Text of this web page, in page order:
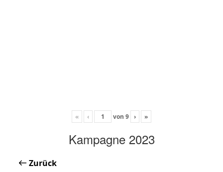
« ‹ von 9 › »
Kampagne 2023
Zurück